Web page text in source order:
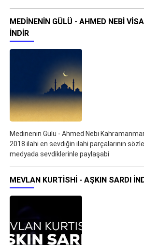
MEDINENIN GÜLÜ - AHMED NEBI
İNDIR
Medinenin Gülü - Ahmed Nebi
2018 ilahi en sevdiğin ilahi parçalarının
medyada sevdiklerinle paylaşabi
MEVLAN KURTISHI - AŞKIN SARDI